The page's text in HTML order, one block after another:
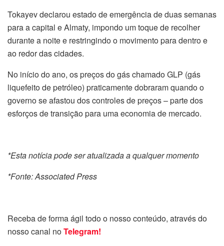
Tokayev declarou estado de emergência de duas semanas
para a capital e Almaty, impondo um toque de recolher
durante a noite e restringindo o movimento para dentro e
ao redor das cidades.
No início do ano, os preços do gás chamado GLP (gás
liquefeito de petróleo) praticamente dobraram quando o
governo se afastou dos controles de preços – parte dos
esforços de transição para uma economia de mercado.
*Esta notícia pode ser atualizada a qualquer momento
*Fonte: Associated Press
Receba de forma ágil todo o nosso conteúdo, através do
nosso canal noTelegram!